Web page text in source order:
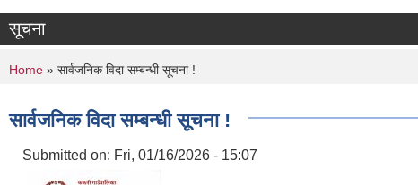
सूचना
You are here
Home » सार्वजनिक विदा सम्बन्धी सूचना !
सार्वजनिक विदा सम्बन्धी सूचना !
Submitted on: Fri, 01/16/2026 - 15:07